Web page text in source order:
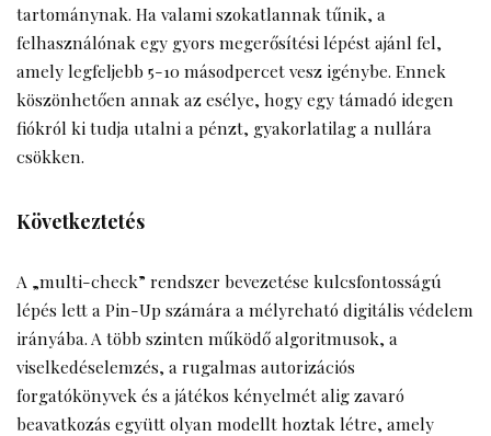
tartománynak. Ha valami szokatlannak tűnik, a
felhasználónak egy gyors megerősítési lépést ajánl fel,
amely legfeljebb 5-10 másodpercet vesz igénybe. Ennek
köszönhetően annak az esélye, hogy egy támadó idegen
fiókról ki tudja utalni a pénzt, gyakorlatilag a nullára
csökken.
Következtetés
A „multi-check” rendszer bevezetése kulcsfontosságú
lépés lett a Pin-Up számára a mélyreható digitális védelem
irányába. A több szinten működő algoritmusok, a
viselkedéselemzés, a rugalmas autorizációs
forgatókönyvek és a játékos kényelmét alig zavaró
beavatkozás együtt olyan modellt hoztak létre, amely